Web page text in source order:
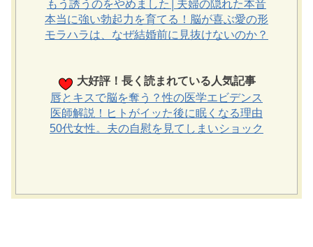
もう誘うのをやめました│夫婦の隠れた本音
本当に強い勃起力を育てる！脳が喜ぶ愛の形
モラハラは、なぜ結婚前に見抜けないのか？
大好評！長く読まれている人気記事
唇とキスで脳を奪う？性の医学エビデンス
医師解説！ヒトがイッた後に眠くなる理由
50代女性。夫の自慰を見てしまいショック